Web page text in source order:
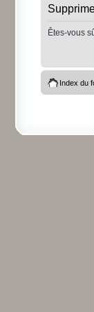
Êtes-vous
Index du